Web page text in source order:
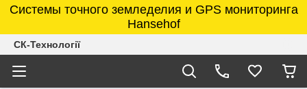
Системы точного земледелия и GPS мониторинга
Hansehof
СК-Технології